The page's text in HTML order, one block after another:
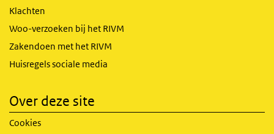
Klachten
Woo-verzoeken bij het RIVM
Zakendoen met het RIVM
Huisregels sociale media
Over deze site
Cookies